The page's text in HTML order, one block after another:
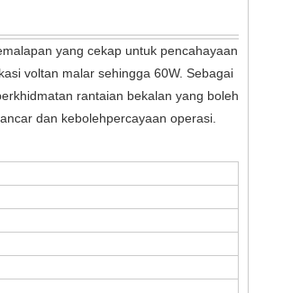
yang cekap untuk pencahayaan
voltan malar sehingga 60W. Sebagai
rantaian bekalan yang boleh
dan kebolehpercayaan operasi.